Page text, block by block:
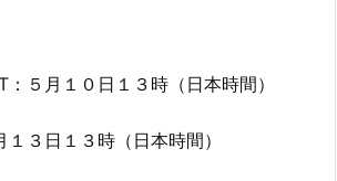
５月１０日１３時（日本時間）
３日１３時（日本時間）